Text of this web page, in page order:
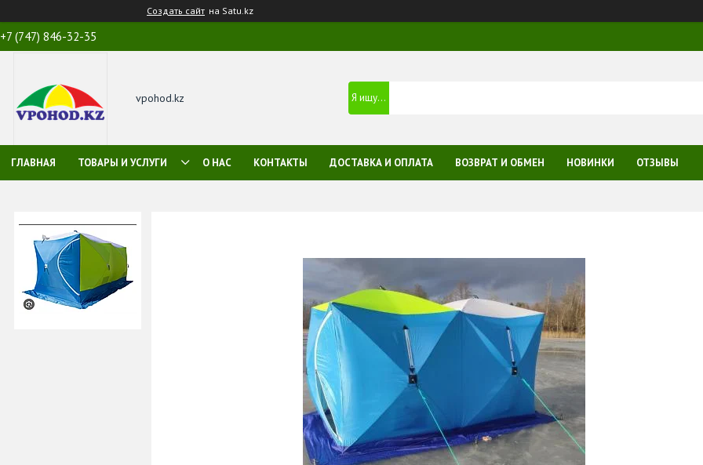
Создать сайт на Satu.kz
+7 (747) 846-32-35
vpohod.kz
ГЛАВНАЯ ТОВАРЫ И УСЛУГИ О НАС КОНТАКТЫ ДОСТАВКА И ОПЛАТА ВОЗВРАТ И ОБМЕН НОВИНКИ ОТЗЫВЫ